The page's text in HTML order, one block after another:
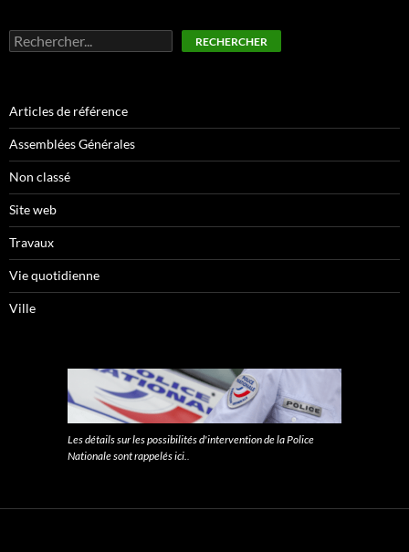
Rechercher RECHERCHER
Articles de référence
Assemblées Générales
Non classé
Site web
Travaux
Vie quotidienne
Ville
Les détails sur les possibilités d'intervention de la Police
Nationale sont rappelés ici..